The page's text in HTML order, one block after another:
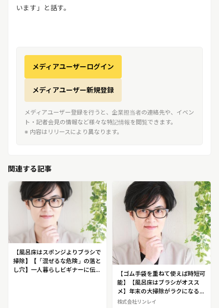
います」と話す。
メディアユーザーログイン
メディアユーザー新規登録
メディアユーザー登録を行うと、企業担当者の連絡先や、イベン
ト・記者会見の情報など様々な特記情報を閲覧できます。
※ 内容はリリースにより異なります。
関連する記事
【風呂床はスポンジよりブラシで
掃除】【「混ぜるな危険」の落と
し穴】一人暮らしビギナーに伝え
【ゴム手袋を重ねて使えば時短可
能】【風呂床はブラシがオスス
メ】年末の大掃除がラクになる
【時短大掃除術】を伝授！家事・
株式会社リンレイ